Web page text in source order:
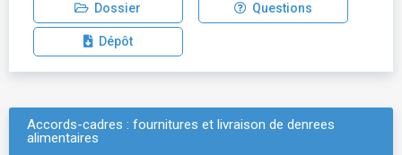
Dossier Questions
Dépôt
Accords-cadres : fournitures et livraison de denrees
alimentaires